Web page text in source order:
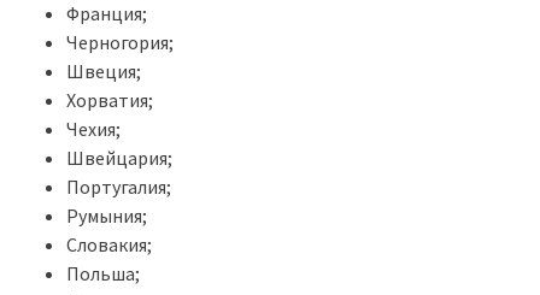
Франция;
Черногория;
Швеция;
Хорватия;
Чехия;
Швейцария;
Португалия;
Румыния;
Словакия;
Польша;